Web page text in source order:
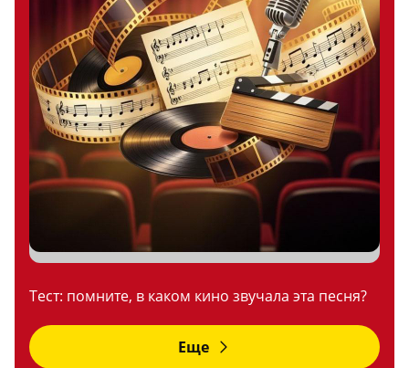
Тест: помните, в каком кино звучала эта песня?
Еще